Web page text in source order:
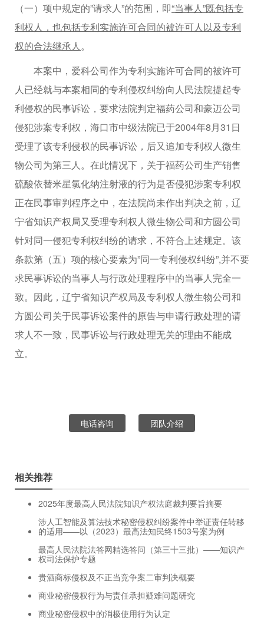
（一）项中规定的”请求人”的范围，即“当事人”既包括专
利权人，也包括专利实施许可合同的被许可人以及专利
权的合法继承人 。
本案中，爱科公司作为专利实施许可合同的被许可
人已经就与本案相同的专利侵权纠纷向人民法院提起专
利侵权的民事诉讼，要求法院判定福药公司和豪迈公司
侵犯涉案专利权，海口市中级法院已于2004年8月31日
受理了该专利侵权的民事诉讼，后又追加专利权人微生
物公司为第三人。在此情况下，关于福药公司生产销售
硫酸依替米星氯化纳注射液的行为是否侵犯涉案专利权
正在民事审判程序之中，在法院尚未作出判决之前，辽
宁省知识产权局又受理专利权人微生物公司和方圆公司
针对同一侵犯专利权纠纷的请求，不符合上述规定。该
条款第（五）项的核心要素为”同一专利侵权纠纷”,并不要
求民事诉讼的当事人与行政处理程序中的当事人完全一
致。因此，辽宁省知识产权局及专利权人微生物公司和
方圆公司关于民事诉讼案件的原告与申请行政处理的请
求人不一致，民事诉讼与行政处理无关的理由不能成
立。
电话咨询 团队介绍
相关推荐
2025年度最高人民法院知识产权法庭裁判要旨摘要
涉人工智能及算法技术秘密侵权纠纷案件中举证责任转移
的适用——以（2023）最高法知民终1503号案为例
最高人民法院法答网精选答问（第三十三批）——知识产
权司法保护专题
贵酒商标侵权及不正当竞争案二审判决概要
商业秘密侵权行为与责任承担疑难问题研究
商业秘密侵权中的消极使用行为认定